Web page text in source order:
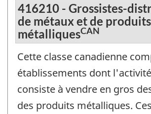
416210 - Grossistes-
de métaux et de produits
métalliquesCAN
Cette classe canadienne
établissements dont
consiste à vendre en gros
des produits métalliques. Ces